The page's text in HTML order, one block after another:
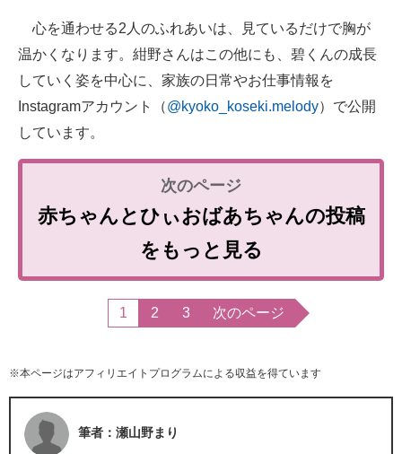
心を通わせる2人のふれあいは、見ているだけで胸が
温かくなります。紺野さんはこの他にも、碧くんの成長
していく姿を中心に、家族の日常やお仕事情報を
Instagramアカウント（@kyoko_koseki.melody）で公開
しています。
赤ちゃんとひぃおばあちゃんの投稿
をもっと見る
1 2 3 次のページ
※本ページはアフィリエイトプログラムによる収益を得ています
筆者：瀬山野まり